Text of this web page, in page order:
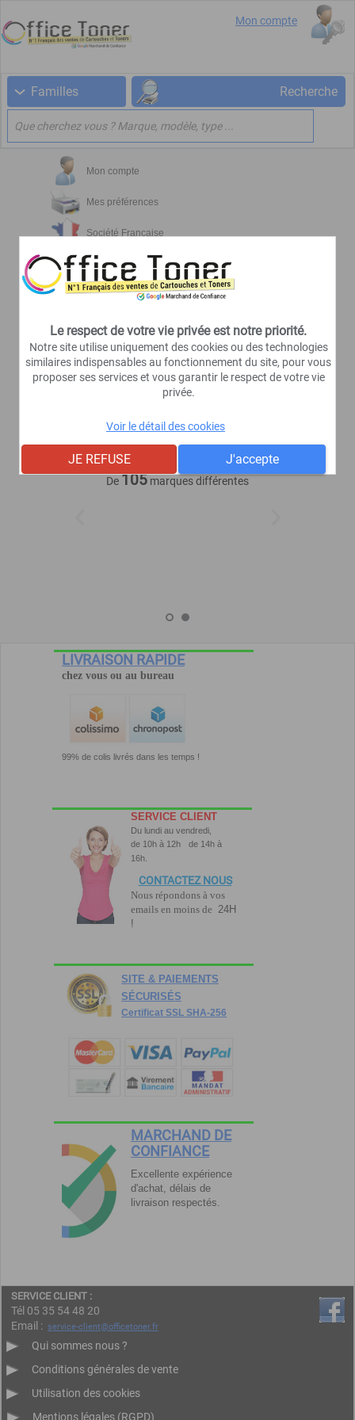
Mon compte
Familles Recherche
Mon compte
Mes préférences
Société Française
Livraison rapide
Paiement sécurisé
Marchand de confiance
Services clients
10 184Articles dans notre
De105marques différentes
LIVRAISON RAPIDE
chez vous ou au bureau
99% de colis livrés dans les temps !
SERVICE CLIENT
Du lundi au vendredi,
de 10h à 12h
de 14h à
16h.
CONTACTEZ NOUS
Nous répondons à vos
emails en moins de 24H
!
SITE & PAIEMENTS
SÉCURISÉS
Certificat SSL SHA-256
MARCHAND DE
CONFIANCE
Excellente expérience
d'achat, délais de
livraison respectés.
SERVICE CLIENT :
Tél 05 35 54 48 20
Email : service-client@officetoner.fr
Qui sommes nous ?
Conditions générales de vente
Utilisation des cookies
Mentions légales (RGPD)
Le respect de votre vie privée est notre priorité.
Notre site utilise uniquement des cookies ou des technologies
similaires indispensables au fonctionnement du site, pour vous
proposer ses services et vous garantir le respect de votre vie
privée.
Voir le détail des cookies
JE REFUSE J'accepte